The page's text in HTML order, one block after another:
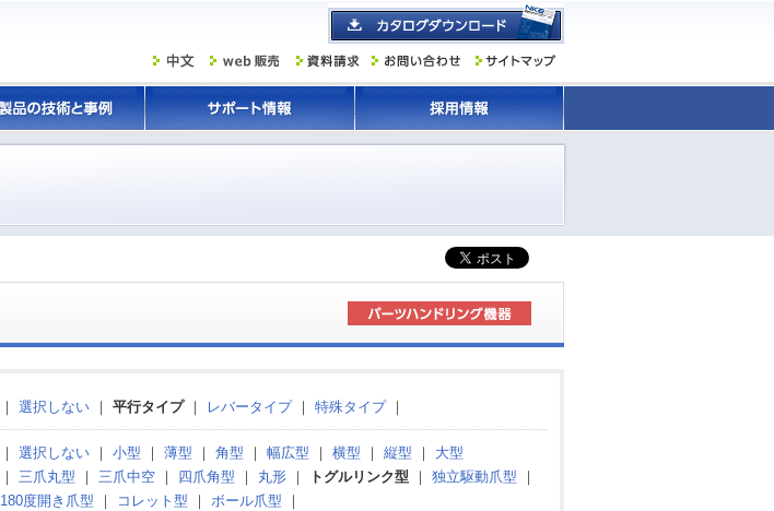
｜ 選択しない｜ 平行タイプ｜ レバータイプ｜ 特殊タイプ｜
｜ 選択しない｜ 小型 ｜ 薄型 ｜ 角型 ｜ 幅広型 ｜ 横型 ｜ 縦型 ｜ 大型
｜ 三爪丸型 ｜ 三爪中空｜ 四爪角型 ｜ 丸形｜ トグルリンク型 ｜ 独立駆動爪型 ｜
180度開き爪型 ｜ コレット型 ｜ ボール爪型 ｜